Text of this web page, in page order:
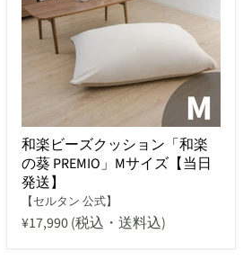
和楽ビーズクッション「和楽
の葵 PREMIO」Mサイズ【当日
発送】
【セルタン 公式】
¥17,990(税込・送料込)